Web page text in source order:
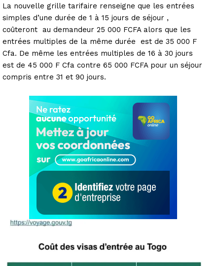
La nouvelle grille tarifaire renseigne que les entrées
simples d’une durée de 1 à 15 jours de séjour ,
coûteront au demandeur 25 000 FCFA alors que les
entrées multiples de la même durée est de 35 000 F
Cfa. De même les entrées multiples de 16 à 30 jours
est de 45 000 F Cfa contre 65 000 FCFA pour un séjour
compris entre 31 et 90 jours.